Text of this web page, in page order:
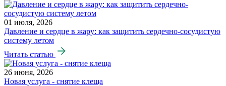
01 июля, 2026
Давление и сердце в жару: как защитить сердечно-сосудистую
систему летом
Читать статью
26 июня, 2026
Новая услуга - снятие клеща